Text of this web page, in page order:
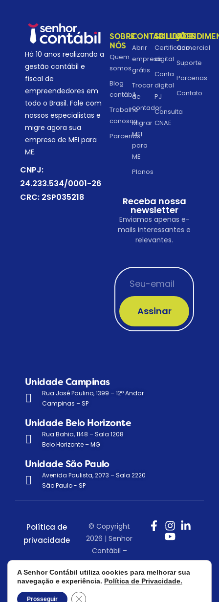
Há 10 anos realizando a
gestão contábil e
fiscal de
empreendedores em
todo o Brasil. Fale com
nossos especialistas e
migre agora sua
empresa de MEI para
ME.
CNPJ:
24.233.534/0001-26
CRC: 2SP035218
SOBRE
NÓS
Quem
somos
Blog
contábil
Trabalhe
conosco
Parcerias
CONTABILIDADE
Abrir
empresa
grátis
Trocar
de
contador
Migrar
MEI
para
ME
Planos
SOLUÇÕES
Certificado
digital
Conta
digital
PJ
Consulta
CNAE
Comercial
Suporte
Parcerias
Contato
Receba nossa
newsletter
Enviamos apenas e-
mails interessantes e
relevantes.
Assinar
Unidade Campinas
Rua José Paulino, 1399 – 12º Andar
Campinas – SP
Unidade Belo Horizonte
Rua Bahia, 1148 – Sala 1208
Belo Horizonte – MG
Unidade São Paulo
Avenida Paulista, 2073 – Sala 2220
São Paulo - SP
Política de
privacidade
© Copyright
2026 | Senhor
Contábil –
Todos os
direitos
reservados.
A Senhor Contábil utiliza cookies para melhorar sua
navegação e experiência. Política de Privacidade.
Prosseguir Close GDPR Cookie Banner